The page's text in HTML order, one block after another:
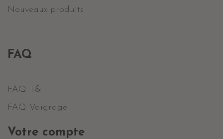
Nouveaux produits
FAQ
FAQ T&T
FAQ Vaigrage
Votre compte